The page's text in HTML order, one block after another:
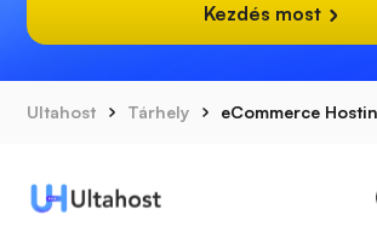
Kezdés most
Ultahost Tárhely eCommerce